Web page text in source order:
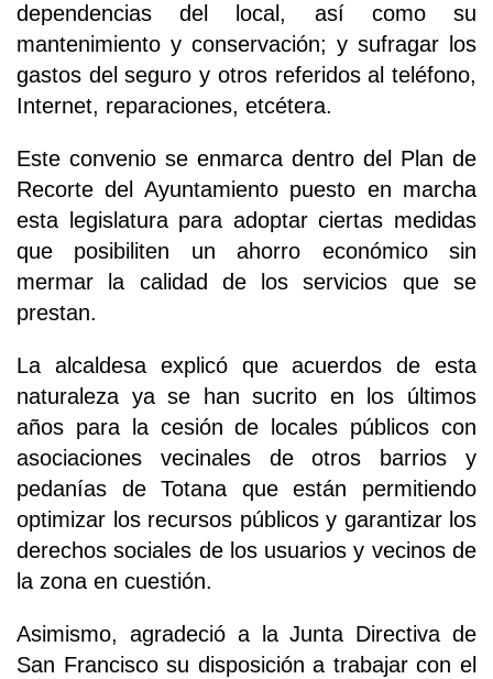
dependencias del local, así como su
mantenimiento y conservación; y sufragar los
gastos del seguro y otros referidos al teléfono,
Internet, reparaciones, etcétera.
Este convenio se enmarca dentro del Plan de
Recorte del Ayuntamiento puesto en marcha
esta legislatura para adoptar ciertas medidas
que posibiliten un ahorro económico sin
mermar la calidad de los servicios que se
prestan.
La alcaldesa explicó que acuerdos de esta
naturaleza ya se han sucrito en los últimos
años para la cesión de locales públicos con
asociaciones vecinales de otros barrios y
pedanías de Totana que están permitiendo
optimizar los recursos públicos y garantizar los
derechos sociales de los usuarios y vecinos de
la zona en cuestión.
Asimismo, agradeció a la Junta Directiva de
San Francisco su disposición a trabajar con el